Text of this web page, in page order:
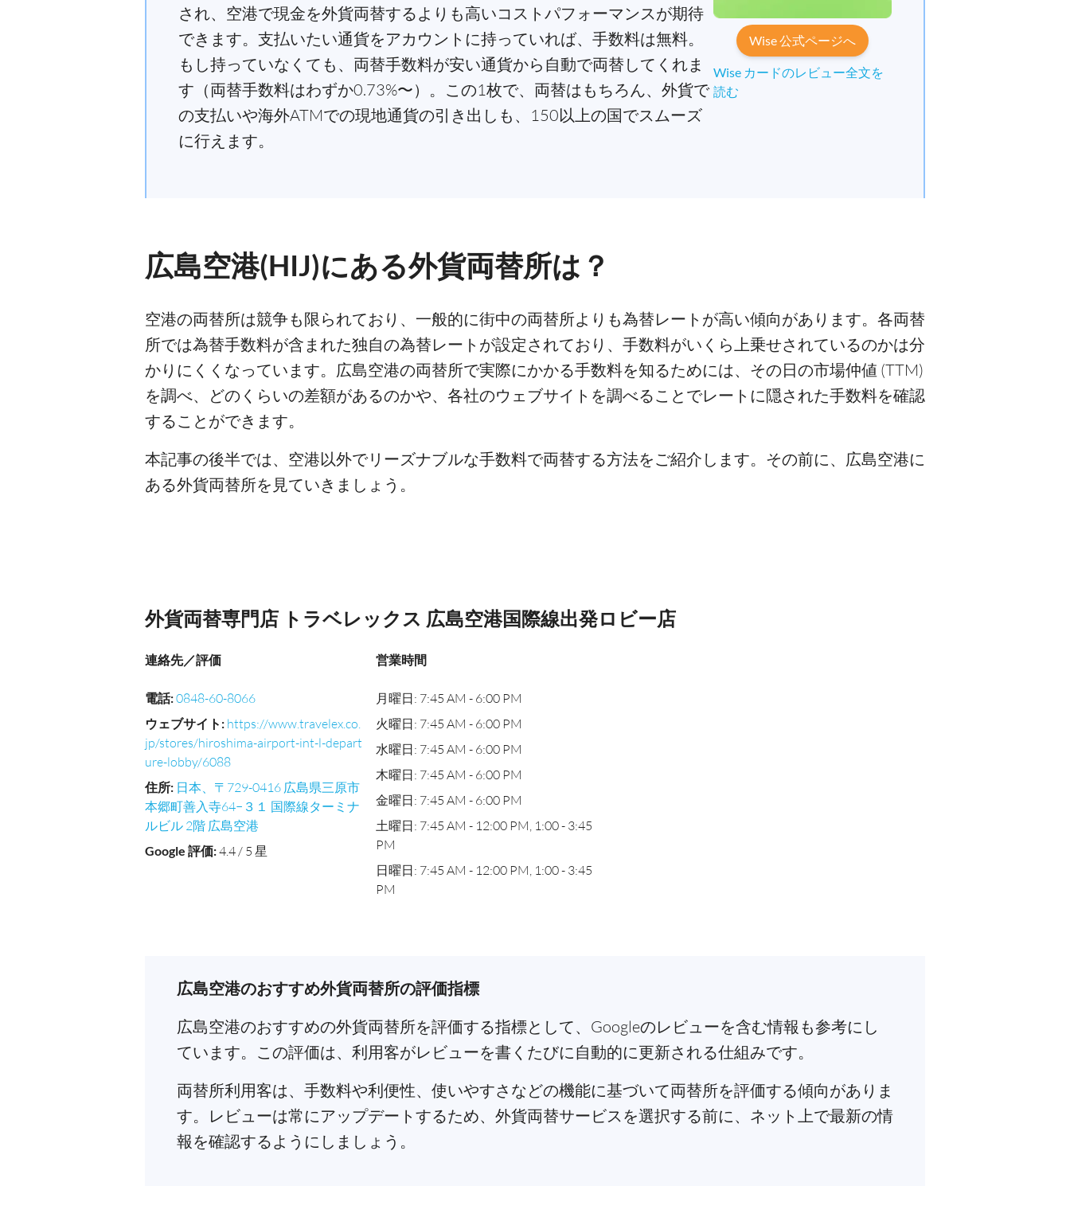
され、空港で現金を外貨両替するよりも高いコストパフォーマンスが期待
できます。支払いたい通貨をアカウントに持っていれば、手数料は無料。
もし持っていなくても、両替手数料が安い通貨から自動で両替してくれま
す（両替手数料はわずか0.73%〜）。この1枚で、両替はもちろん、外貨で
の支払いや海外ATMでの現地通貨の引き出しも、150以上の国でスムーズ
に行えます。
Wise 公式ページへ
Wise カードのレビュー全文を
読む
広島空港(HIJ)にある外貨両替所は？
空港の両替所は競争も限られており、一般的に街中の両替所よりも為替レートが高い傾向があります。各両替
所では為替手数料が含まれた独自の為替レートが設定されており、手数料がいくら上乗せされているのかは分
かりにくくなっています。広島空港の両替所で実際にかかる手数料を知るためには、その日の市場仲値 (TTM)
を調べ、どのくらいの差額があるのかや、各社のウェブサイトを調べることでレートに隠された手数料を確認
することができます。
本記事の後半では、空港以外でリーズナブルな手数料で両替する方法をご紹介します。その前に、広島空港に
ある外貨両替所を見ていきましょう。
外貨両替専門店 トラベレックス 広島空港国際線出発ロビー店
連絡先／評価
電話:0848-60-8066
ウェブサイト : https://www.travelex.co.
jp/stores/hiroshima-airport-int-l-depart
ure-lobby/6088
住所: 日本、〒729-0416 広島県三原市
本郷町善入寺64−３１ 国際線ターミナ
ルビル 2階 広島空港
Google 評価:4.4 / 5 星
営業時間
月曜日: 7:45 AM - 6:00 PM
火曜日: 7:45 AM - 6:00 PM
水曜日: 7:45 AM - 6:00 PM
木曜日: 7:45 AM - 6:00 PM
金曜日: 7:45 AM - 6:00 PM
土曜日: 7:45 AM - 12:00 PM, 1:00 - 3:45
PM
日曜日: 7:45 AM - 12:00 PM, 1:00 - 3:45
PM
広島空港のおすすめ外貨両替所の評価指標
広島空港のおすすめの外貨両替所を評価する指標として、Googleのレビューを含む情報も参考にし
ています。この評価は、利用客がレビューを書くたびに自動的に更新される仕組みです。
両替所利用客は、手数料や利便性、使いやすさなどの機能に基づいて両替所を評価する傾向がありま
す。レビューは常にアップデートするため、外貨両替サービスを選択する前に、ネット上で最新の情
報を確認するようにしましょう。